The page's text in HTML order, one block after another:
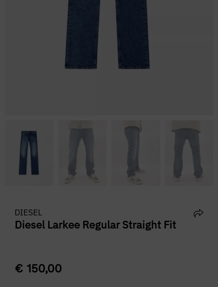
DIESEL
Diesel Larkee Regular Straight Fit
€ 150,00